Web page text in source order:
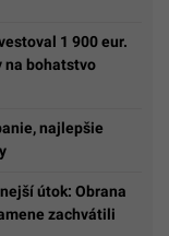
1 900 eur.
na bohatstvo
najlepšie
útok: Obrana
zachvátili